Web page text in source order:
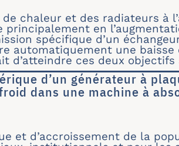
chaleur et des radiateurs à
en
spécifique d’un
automatiquement une baisse
d’atteindre ces deux
d’un générateur à
dans une machine à
et d’accroissement de la